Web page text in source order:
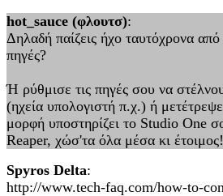
hot_sauce (φλουτσ):
Δηλαδή παίζεις ήχο ταυτόχρονα από
πηγές?
Ή ρύθμισε τις πηγές σου να
(ηχεία υπολογιστή π.χ.) ή
μορφή υποστηρίζει το Studio One
Reaper, χώσ'τα όλα μέσα κι έτοιμος!
Spyros Delta:
http://www.tech-faq.com/how-to-